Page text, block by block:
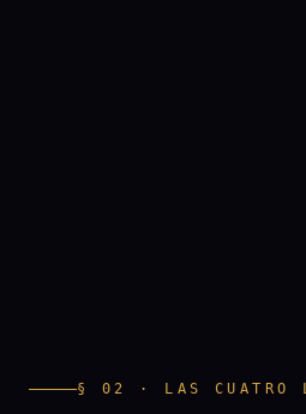
§ 02 · LAS CUATRO